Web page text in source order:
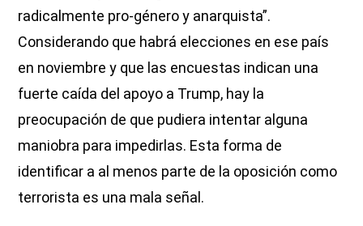
radicalmente pro-género y anarquista”.
Considerando que habrá elecciones en ese país
en noviembre y que las encuestas indican una
fuerte caída del apoyo a Trump, hay la
preocupación de que pudiera intentar alguna
maniobra para impedirlas. Esta forma de
identificar a al menos parte de la oposición como
terrorista es una mala señal.